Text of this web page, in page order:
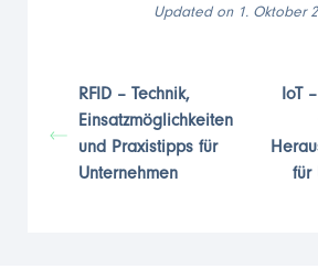
Updated on 1. Oktober
RFID – Technik,
Einsatzmöglichkeiten
und Praxistipps für
Unternehmen
IoT
für